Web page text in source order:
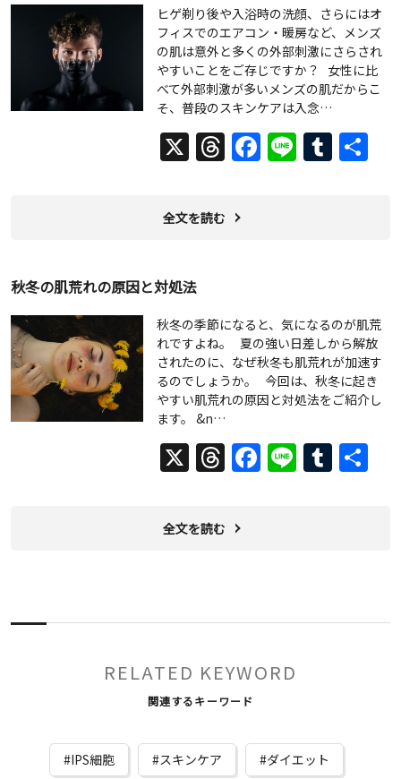
ヒゲ剃り後や入浴時の洗顔、さらにはオ
フィスでのエアコン・暖房など、メンズ
の肌は意外と多くの外部刺激にさらされ
やすいことをご存じですか？ 女性に比
べて外部刺激が多いメンズの肌だからこ
そ、普段のスキンケアは入念…
X Threads
Facebook
Line
全文を読む
秋冬の肌荒れの原因と対処法
秋冬の季節になると、気になるのが肌荒
れですよね。 夏の強い日差しから解放
されたのに、なぜ秋冬も肌荒れが加速す
るのでしょうか。 今回は、秋冬に起き
やすい肌荒れの原因と対処法をご紹介し
ます。 &n…
X Threads
Facebook
Line
全文を読む
RELATED KEYWORD
関連するキーワード
IPS細胞 スキンケア ダイエット